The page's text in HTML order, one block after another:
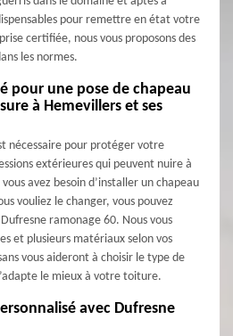
pour remettre en état votre
certifiée, nous vous proposons des
les normes.
pour une pose de chapeau
à Hemevillers et ses
nécessaire pour protéger votre
extérieures qui peuvent nuire à
avez besoin d’installer un chapeau
vouliez le changer, vous pouvez
ramonage 60. Nous vous
et plusieurs matériaux selon vos
vous aideront à choisir le type de
le mieux à votre toiture.
avec Dufresne